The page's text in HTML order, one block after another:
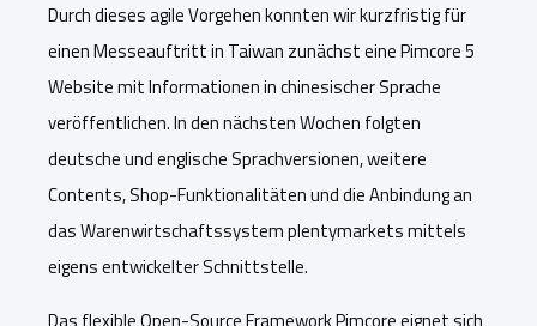
Durch dieses agile Vorgehen konnten wir kurzfristig für
einen Messeauftritt in Taiwan zunächst eine Pimcore 5
Website mit Informationen in chinesischer Sprache
veröffentlichen. In den nächsten Wochen folgten
deutsche und englische Sprachversionen, weitere
Contents, Shop-Funktionalitäten und die Anbindung an
das Warenwirtschaftssystem plentymarkets mittels
eigens entwickelter Schnittstelle.